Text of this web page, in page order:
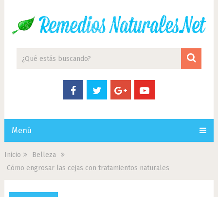
Menú
Inicio
Belleza
Cómo engrosar las cejas con tratamientos naturales